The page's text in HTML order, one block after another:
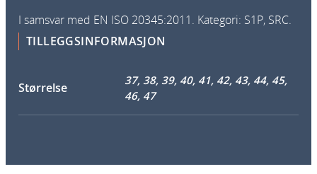
s
v
t
a
a
I samsvar med EN ISO 20345:2011. Kategori: S1P, SRC.
TILLEGGSINFORMASJON
Størrelse
37, 38, 39, 40, 41, 42, 43, 44, 45,
46, 47